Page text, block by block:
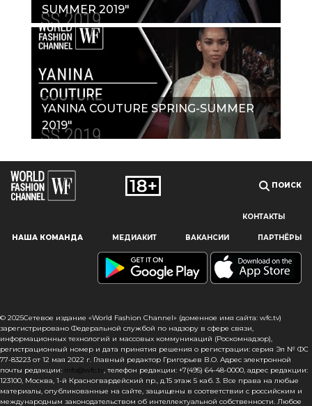
Наш сайт использует файлы cookie и похожие технологии,
пользователям, предоставляя персонализированную
информацию, запоминая предпочтения в области
сайта, вы подтверждаете свое согласие на использование
файлов cookie в соответствии с настоящим уведомлением
в отношении данного типа файлов. Если вы не согласны
с тем, чтобы мы использовали данный тип файлов,
то вы должны соответствующим образом установить
настройки вашего браузера или не использовать сайт wfc.tv
SUMMER 2019"
YANINA COUTURE SPRING-SUMMER
2019"
ПОИСК
КОНТАКТЫ
НАША КОМАНДА МЕДИАКИТ ВАКАНСИИ ПАРТНЁРЫ
© 2025Сетевое издание «World Fashion Channel» (доменное имя сайта: wfc.tv)
зарегистрировано Федеральной службой по надзору в сфере связи,
информационных технологий и массовых коммуникаций (Роскомнадзор),
регистрационный номер и дата принятия решения о регистрации: серия Эл № ФС
77-83223 от 12 мая 2022 г. Главный редактор Григорьев В.О. Адрес электронной
почты редакции: info@wfc.tv, телефон редакции: +7(495) 64-48-0000, адрес редакции:
123100, Москва, 1-й Красногвардейский пр., д.15 этаж 5 каб. 3. Все права на любые
материалы, опубликованные на сайте, защищены в соответствии с российским и
международным законодательством об интеллектуальной собственности. Любое